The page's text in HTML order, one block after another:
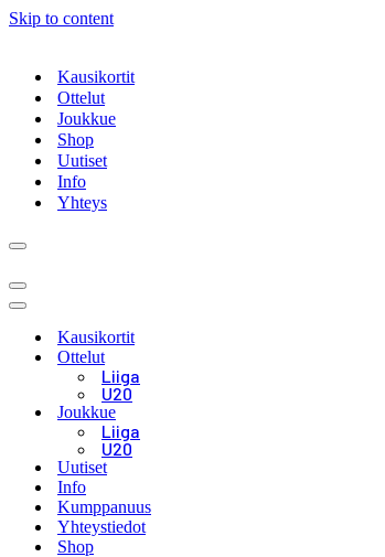
Skip to content
Kausikortit
Ottelut
Joukkue
Shop
Uutiset
Info
Yhteys
Navigation
Navigation
Menu
Navigation
Kausikortit
Ottelut
Liiga
U20
Joukkue
Liiga
U20
Uutiset
Info
Kumppanuus
Yhteystiedot
Shop